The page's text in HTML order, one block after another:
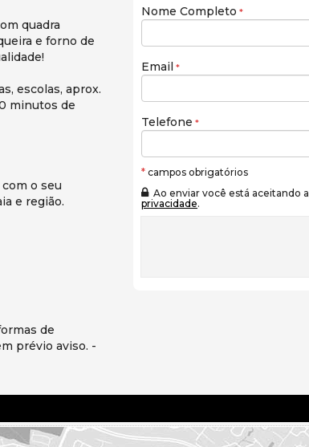
quadra
e forno de
escolas, aprox.
minutos de
o seu
e região.
de
prévio aviso. -
Nome Completo
Email
Telefone
* campos obrigatórios
Ao enviar você está aceitando a
privacidade.